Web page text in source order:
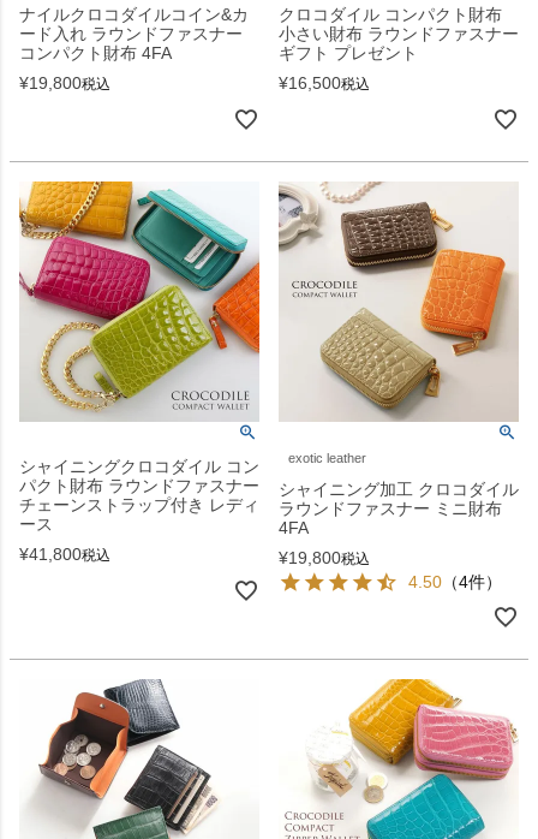
ナイルクロコダイルコイン&カ
ード入れ ラウンドファスナー
コンパクト財布 4FA
¥19,800税込
クロコダイル コンパクト財布
小さい財布 ラウンドファスナー
ギフト プレゼント
¥16,500税込
シャイニングクロコダイル コン
パクト財布 ラウンドファスナー
チェーンストラップ付き レディ
ース
¥41,800税込
exotic leather
シャイニング加工 クロコダイル
ラウンドファスナー ミニ財布
4FA
¥19,800税込
4.50 （4件）